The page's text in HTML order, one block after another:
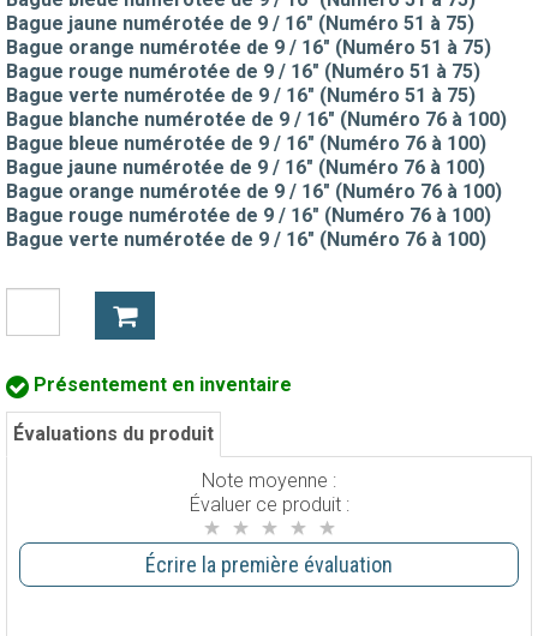
Bague jaune numérotée de 9 / 16" (Numéro 51 à 75)
Bague orange numérotée de 9 / 16" (Numéro 51 à 75)
Bague rouge numérotée de 9 / 16" (Numéro 51 à 75)
Bague verte numérotée de 9 / 16" (Numéro 51 à 75)
Bague blanche numérotée de 9 / 16" (Numéro 76 à 100)
Bague bleue numérotée de 9 / 16" (Numéro 76 à 100)
Bague jaune numérotée de 9 / 16" (Numéro 76 à 100)
Bague orange numérotée de 9 / 16" (Numéro 76 à 100)
Bague rouge numérotée de 9 / 16" (Numéro 76 à 100)
Bague verte numérotée de 9 / 16" (Numéro 76 à 100)
Présentement en inventaire
Évaluations du produit
Note moyenne :
Évaluer ce produit :
Écrire la première évaluation